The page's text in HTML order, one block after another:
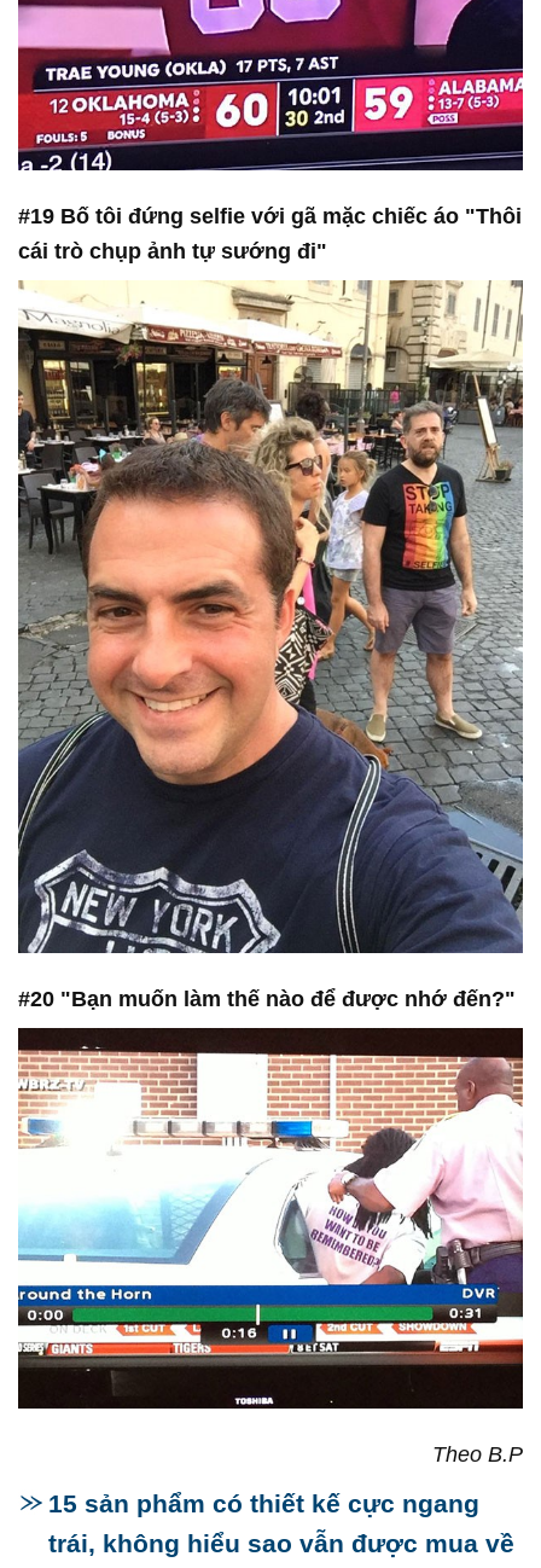
#19 Bố tôi đứng selfie với gã mặc chiếc áo "Thôi
cái trò chụp ảnh tự sướng đi"
#20 "Bạn muốn làm thế nào để được nhớ đến?"
Theo B.P
15 sản phẩm có thiết kế cực ngang
trái, không hiểu sao vẫn được mua về